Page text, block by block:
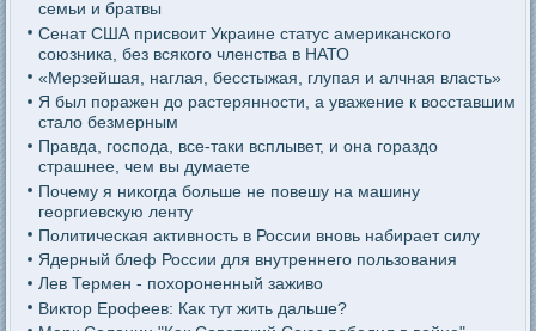
семьи и братвы
Сенат США присвоит Украине статус американского
союзника, без всякого членства в НАТО
«Мерзейшая, наглая, бесстыжая, глупая и алчная власть»
Я был поражен до растерянности, а уважение к восставшим
стало безмерным
Правда, господа, все-таки всплывет, и она гораздо
страшнее, чем вы думаете
Почему я никогда больше не повешу на машину
георгиевскую ленту
Политическая активность в России вновь набирает силу
Ядерный блеф России для внутреннего пользования
Лев Термен - похороненный заживо
Виктор Ерофеев: Как тут жить дальше?